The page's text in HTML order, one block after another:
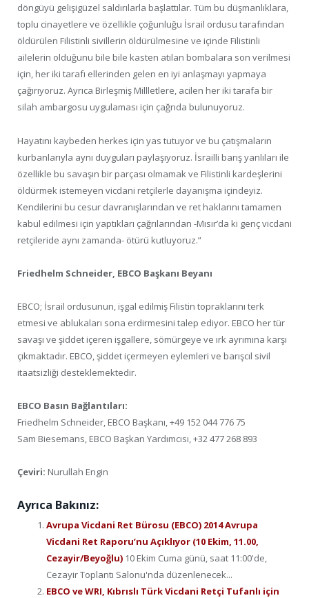
döngüyü gelişigüzel saldırılarla başlattılar. Tüm bu düşmanlıklara,
toplu cinayetlere ve özellikle çoğunluğu İsrail ordusu tarafından
öldürülen Filistinli sivillerin öldürülmesine ve içinde Filistinli
ailelerin olduğunu bile bile kasten atılan bombalara son verilmesi
için, her iki tarafı ellerinden gelen en iyi anlaşmayı yapmaya
çağırıyoruz. Ayrıca Birleşmiş Millletlere, acilen her iki tarafa bir
silah ambargosu uygulaması için çağrıda bulunuyoruz.
Hayatını kaybeden herkes için yas tutuyor ve bu çatışmaların
kurbanlarıyla aynı duyguları paylaşıyoruz. İsrailli barış yanlıları ile
özellikle bu savaşın bir parçası olmamak ve Filistinli kardeşlerini
öldürmek istemeyen vicdani retçilerle dayanışma içindeyiz.
Kendilerini bu cesur davranışlarından ve ret haklarını tamamen
kabul edilmesi için yaptıkları çağrılarından -Mısır’da ki genç vicdani
retçileride aynı zamanda- ötürü kutluyoruz.”
Friedhelm Schneider, EBCO Başkanı Beyanı
EBCO; İsrail ordusunun, işgal edilmiş Filistin topraklarını terk
etmesi ve ablukaları sona erdirmesini talep ediyor. EBCO her tür
savaşı ve şiddet içeren işgallere, sömürgeye ve ırk ayrımına karşı
çıkmaktadır. EBCO, şiddet içermeyen eylemleri ve barışcıl sivil
itaatsizliği desteklemektedir.
EBCO Basın Bağlantıları:
Friedhelm Schneider, EBCO Başkanı, +49 152 044 776 75
Sam Biesemans, EBCO Başkan Yardımcısı, +32 477 268 893
Çeviri: Nurullah Engin
Ayrıca Bakınız:
Avrupa Vicdani Ret Bürosu (EBCO) 2014 Avrupa
Vicdani Ret Raporu’nu Açıklıyor (10 Ekim, 11.00,
Cezayir/Beyoğlu) 10 Ekim Cuma günü, saat 11:00'de,
Cezayir Toplantı Salonu'nda düzenlenecek...
EBCO ve WRI, Kıbrıslı Türk Vicdani Retçi Tufanlı için